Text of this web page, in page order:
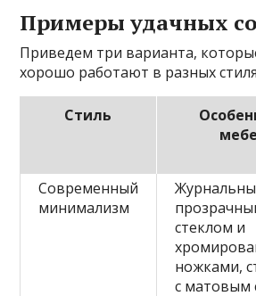
Примеры удачных
Приведем три варианта,
хорошо работают в разных
Стиль
Современный
минимализм
стеклом и
ножками,
с матовым